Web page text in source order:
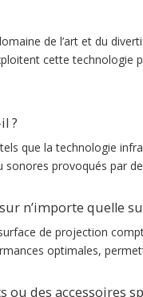
de l’art et du
cette technologie
?
que la technologie
provoqués par
n’importe quelle
de projection
optimales,
des accessoires